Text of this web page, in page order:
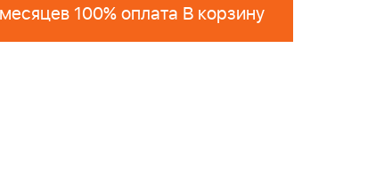
100% оплата В корзину